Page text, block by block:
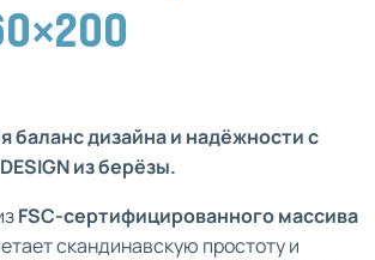
баланс дизайна и надёжности с
из берёзы.
FSC-сертифицированного массива
скандинавскую простоту и